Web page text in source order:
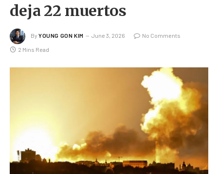
deja 22 muertos
By YOUNG GON KIM June 3, 2026 No Comments
2 Mins Read